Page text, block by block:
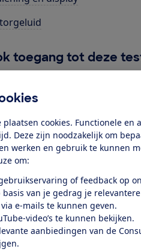
plaatsen cookies. Functionele en
Deze zijn noodzakelijk om
werken en gebruik te kunnen
om:
of feedback op
basis van je gedrag je
e-mails te kunnen geven.
video’s te kunnen bekijken.
aanbiedingen van de
toegang tot deze
Al lid? Log in